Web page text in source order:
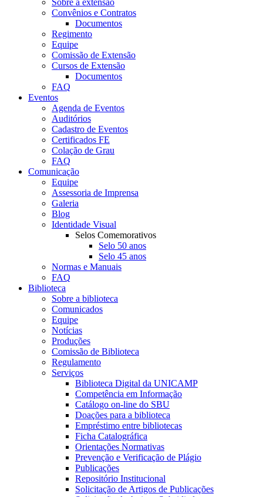
Sobre a extensão
Convênios e Contratos
Documentos
Regimento
Equipe
Comissão de Extensão
Cursos de Extensão
Documentos
FAQ
Eventos
Agenda de Eventos
Auditórios
Cadastro de Eventos
Certificados FE
Colação de Grau
FAQ
Comunicação
Equipe
Assessoria de Imprensa
Galeria
Blog
Identidade Visual
Selos Comemorativos
Selo 50 anos
Selo 45 anos
Normas e Manuais
FAQ
Biblioteca
Sobre a biblioteca
Comunicados
Equipe
Notícias
Produções
Comissão de Biblioteca
Regulamento
Serviços
Biblioteca Digital da UNICAMP
Competência em Informação
Catálogo on-line do SBU
Doações para a biblioteca
Empréstimo entre bibliotecas
Ficha Catalográfica
Orientações Normativas
Prevenção e Verificação de Plágio
Publicações
Repositório Institucional
Solicitação de Artigos de Publicações